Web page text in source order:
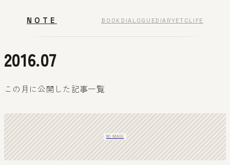
NOTE BOOK DIALOGUEDIARYETC LIFE
2016.07
この月に公開した記事一覧
NO IMAGE